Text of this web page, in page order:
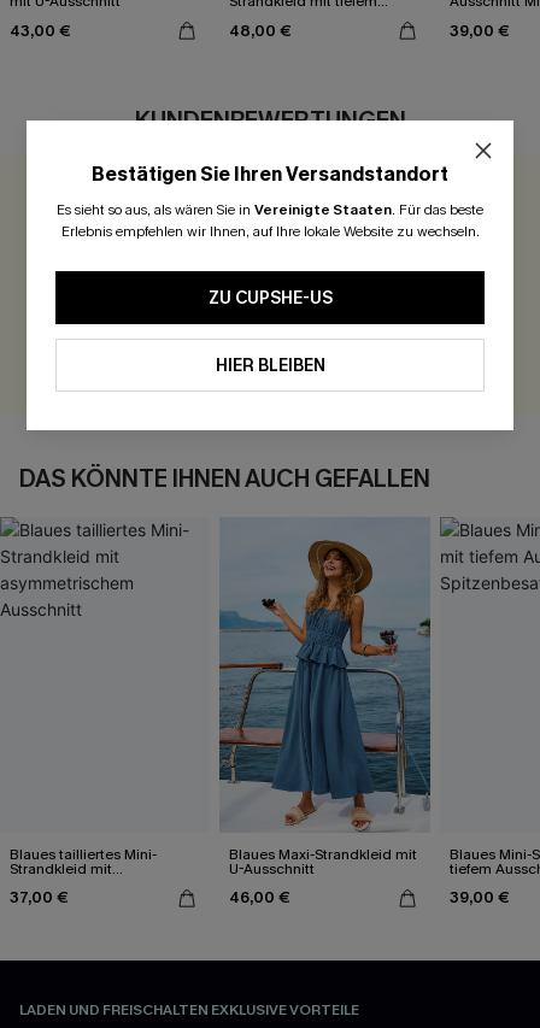
43,00 € 48,00 € 39,00 €
KUNDENBEWERTUNGEN
0.0
Seien Sie der Erste, der bewertet
300 Punkte für Ihre Bewertung!
DAS KÖNNTE IHNEN AUCH GEFALLEN
Blaues tailliertes Mini-
Strandkleid mit
Ausschnitt
37,00 €
Blaues Maxi-Strandkleid mit
U-Ausschnitt
46,00 €
Blaues Mini-
tiefem
39,00 €
LADEN UND FREISCHALTEN EXKLUSIVE VORTEILE
Bestätigen Sie Ihren Versandstandort
Es sieht so aus, als wären Sie in Vereinigte Staaten. Für das beste
Erlebnis empfehlen wir Ihnen, auf Ihre lokale Website zu wechseln.
ZU CUPSHE-US
HIER BLEIBEN